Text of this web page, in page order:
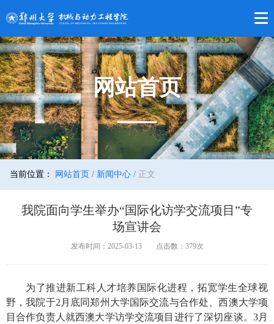
网站首页
当前位置： 网站首页 / 新闻中心 / 正文
我院面向学生举办“国际化访学交流项目”专
场宣讲会
发布时间：2025-03-13 点击数： 379次
为了推进新工科人才培养国际化进程，拓宽学生全球视
野，我院于2月底同郑州大学国际交流与合作处、西澳大学项
目合作负责人就西澳大学访学交流项目进行了深切座谈。3月